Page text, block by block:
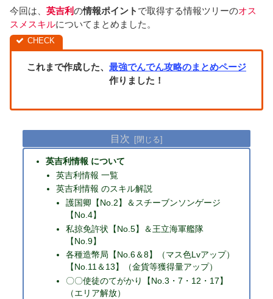
今回は、 英吉利の情報ポイント で取得する情報ツリーのオス
スメスキルについてまとめました。
これまで作成した、 最強でんでん攻略のまとめページ
作りました！
目次
英吉利情報 について
英吉利情報 一覧
英吉利情報 のスキル解説
護国卿【No.2】＆スチーブンソンゲージ
【No.4】
私掠免許状【No.5】＆王立海軍艦隊
【No.9】
各種造幣局【No.6＆8】（マス色Lvアップ）
【No.11＆13】（金貨等獲得量アップ）
〇〇使徒のてがかり【No.3・7・12・17】
（エリア解放）